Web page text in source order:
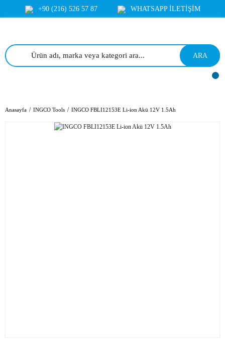
+90 (216) 526 57 87 WHATSAPP İLETİŞİM
ARA
Anasayfa INGCO Tools INGCO FBLI12153E Li-ion Akü 12V 1.5Ah